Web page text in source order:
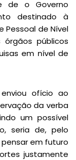
de o Governo
destinado à
de Nível
órgãos públicos
em nível de
ofício ao
da verba
um possível
seria de, pelo
pensar em futuro
justamente